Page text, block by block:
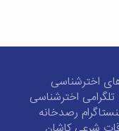
اخترشناسی
تلگرامی اخترشناسی
رصدخانه